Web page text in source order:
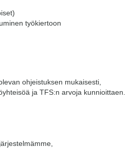
työkiertoon
ohjeistuksen mukaisesti,
ja TFS:n arvoja kunnioittaen.